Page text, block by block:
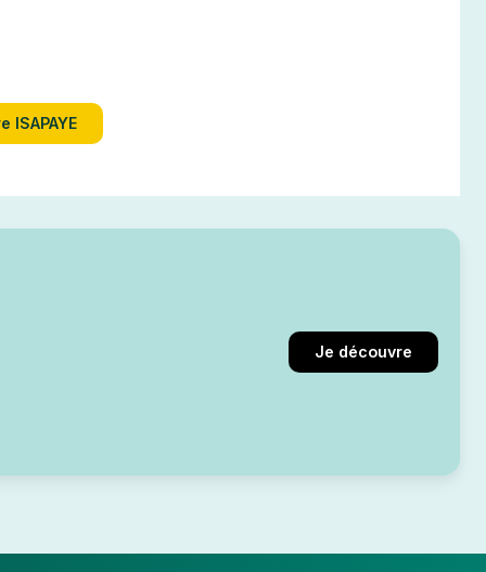
ISAPAYE
Je découvre